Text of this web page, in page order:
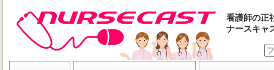
看護師の正
ナースキャ